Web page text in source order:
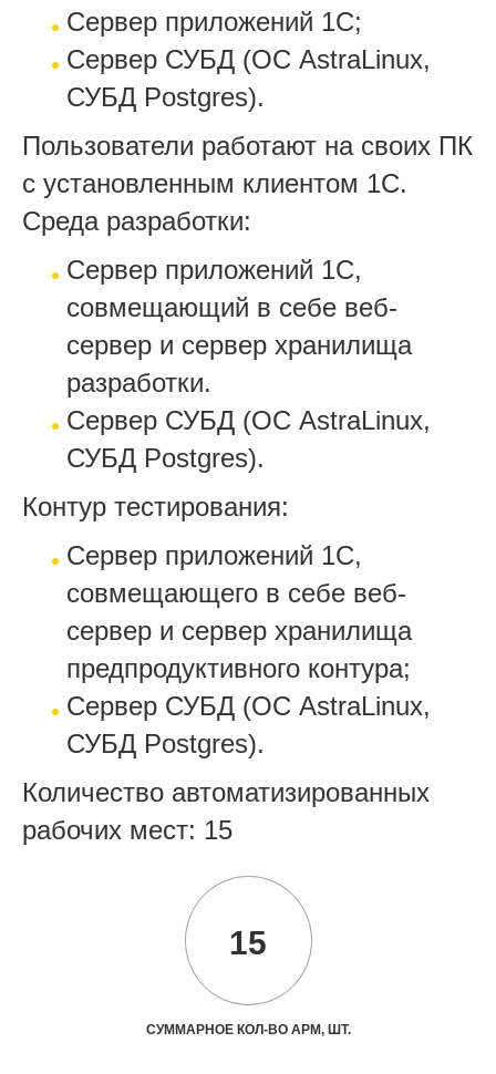
Сервер приложений 1С;
Сервер СУБД (ОС AstraLinux,
СУБД Postgres).
Пользователи работают на своих ПК
с установленным клиентом 1С.
Среда разработки:
Сервер приложений 1С,
совмещающий в себе веб-
сервер и сервер хранилища
разработки.
Сервер СУБД (ОС AstraLinux,
СУБД Postgres).
Контур тестирования:
Сервер приложений 1С,
совмещающего в себе веб-
сервер и сервер хранилища
предпродуктивного контура;
Сервер СУБД (ОС AstraLinux,
СУБД Postgres).
Количество автоматизированных
рабочих мест: 15
15
СУММАРНОЕ КОЛ-ВО АРМ, ШТ.